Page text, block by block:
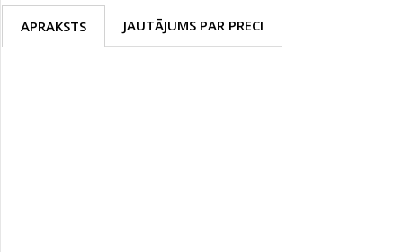
APRAKSTS JAUTĀJUMS PAR PRECI